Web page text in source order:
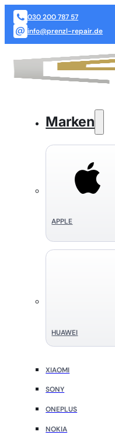
030 200 787 57
info@prenzl-repair.de
Marken
APPLE
HUAWEI
XIAOMI
SONY
ONEPLUS
NOKIA